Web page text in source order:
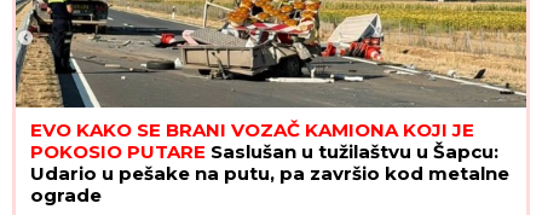
EVO KAKO SE BRANI VOZAČ KAMIONA KOJI JE
POKOSIO PUTARE Saslušan u tužilaštvu u Šapcu:
Udario u pešake na putu, pa završio kod metalne
ograde